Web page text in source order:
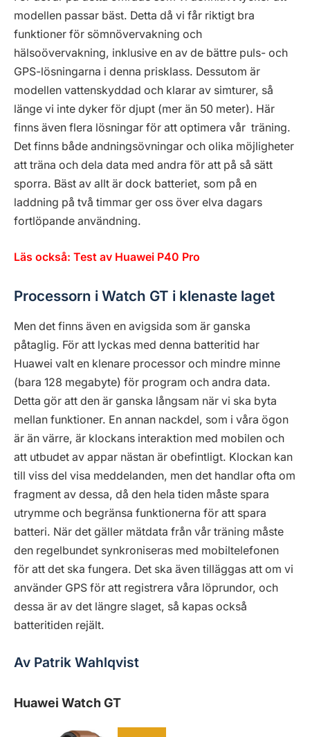
modellen passar bäst. Detta då vi får riktigt bra
funktioner för sömnövervakning och
hälsoövervakning, inklusive en av de bättre puls- och
GPS-lösningarna i denna prisklass. Dessutom är
modellen vattenskyddad och klarar av simturer, så
länge vi inte dyker för djupt (mer än 50 meter). Här
finns även flera lösningar för att optimera vår träning.
Det finns både andningsövningar och olika möjligheter
att träna och dela data med andra för att på så sätt
sporra. Bäst av allt är dock batteriet, som på en
laddning på två timmar ger oss över elva dagars
fortlöpande användning.
Läs också: Test av Huawei P40 Pro
Processorn i Watch GT i klenaste laget
Men det finns även en avigsida som är ganska
påtaglig. För att lyckas med denna batteritid har
Huawei valt en klenare processor och mindre minne
(bara 128 megabyte) för program och andra data.
Detta gör att den är ganska långsam när vi ska byta
mellan funktioner. En annan nackdel, som i våra ögon
är än värre, är klockans interaktion med mobilen och
att utbudet av appar nästan är obefintligt. Klockan kan
till viss del visa meddelanden, men det handlar ofta om
fragment av dessa, då den hela tiden måste spara
utrymme och begränsa funktionerna för att spara
batteri. När det gäller mätdata från vår träning måste
den regelbundet synkroniseras med mobiltelefonen
för att det ska fungera. Det ska även tilläggas att om vi
använder GPS för att registrera våra löprundor, och
dessa är av det längre slaget, så kapas också
batteritiden rejält.
Av Patrik Wahlqvist
Huawei Watch GT